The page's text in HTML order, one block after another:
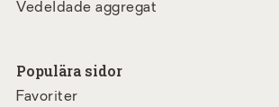
Vedeldade aggregat
Populära sidor
Favoriter